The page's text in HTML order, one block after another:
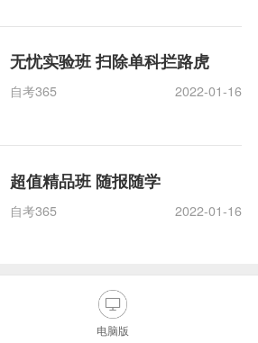
无忧实验班 扫除单科拦路虎
自考365 2022-01-16
超值精品班 随报随学
自考365 2022-01-16
电脑版